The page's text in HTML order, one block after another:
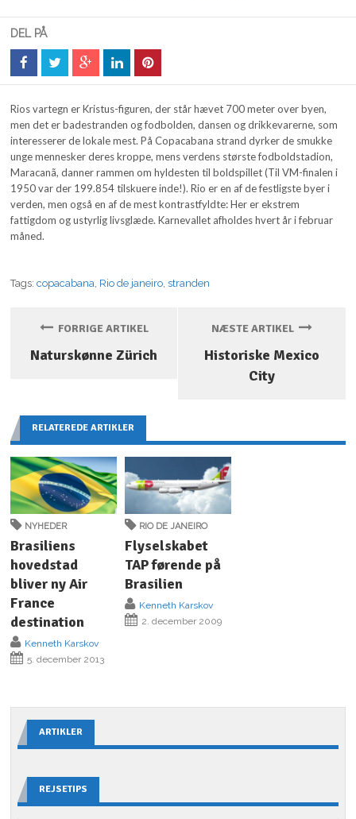
DEL PÅ
Rios vartegn er Kristus-figuren, der står hævet 700 meter over byen,
men det er badestranden og fodbolden, dansen og drikkevarerne, som
interesserer de lokale mest. På Copacabana strand dyrker de smukke
unge mennesker deres kroppe, mens verdens største fodboldstadion,
Maracanã, danner rammen om hyldesten til boldspillet (Til VM-finalen i
1950 var der 199.854 tilskuere inde!). Rio er en af de festligste byer i
verden, men også en af de mest kontrastfyldte: Her er ekstrem
fattigdom og ustyrlig livsglæde. Karnevallet afholdes hvert år i februar
måned.
Tags:copacabana, Rio de janeiro,stranden
FORRIGE ARTIKEL
Naturskønne Zürich
NÆSTE ARTIKEL
Historiske Mexico
City
RELATEREDE ARTIKLER
NYHEDER
Brasiliens
hovedstad
bliver ny Air
France
destination
Kenneth Karskov
5. december 2013
RIO DE JANEIRO
Flyselskabet
TAP førende på
Brasilien
Kenneth Karskov
2. december 2009
ARTIKLER
REJSETIPS